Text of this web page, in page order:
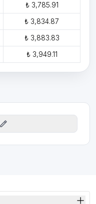
₺ 3,785.91
₺ 3,834.87
₺ 3,883.83
₺ 3,949.11